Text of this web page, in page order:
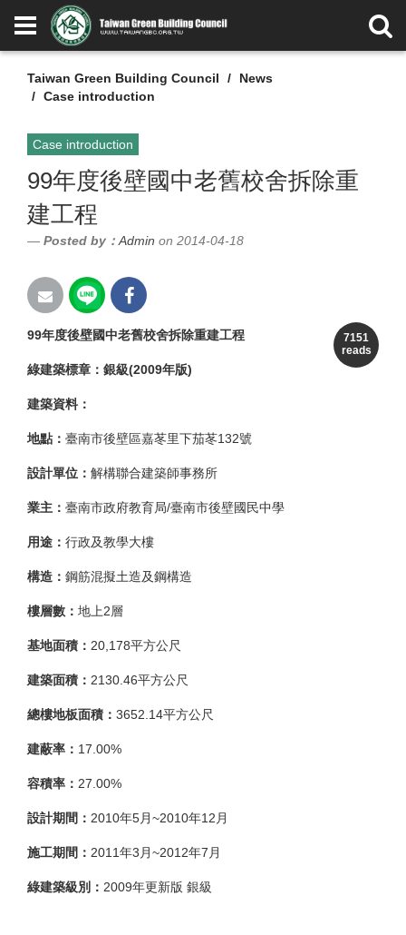
Taiwan Green Building Council
News
Case introduction
Case introduction
99年度後壁國中老舊校舍拆除重
建工程
Posted by： Admin on 2014-04-18
7151
reads
99年度後壁國中老舊校舍拆除重建工程
綠建築標章：銀級(2009年版)
建築資料：
地點： 臺南市後壁區嘉苳里下茄苳132號
設計單位： 解構聯合建築師事務所
業主： 臺南市政府教育局/臺南市後壁國民中學
用途： 行政及教學大樓
構造： 鋼筋混擬土造及鋼構造
樓層數： 地上2層
基地面積： 20,178平方公尺
建築面積： 2130.46平方公尺
總樓地板面積： 3652.14平方公尺
建蔽率： 17.00%
容積率： 27.00%
設計期間： 2010年5月~2010年12月
施工期間： 2011年3月~2012年7月
綠建築級別： 2009年更新版 銀級